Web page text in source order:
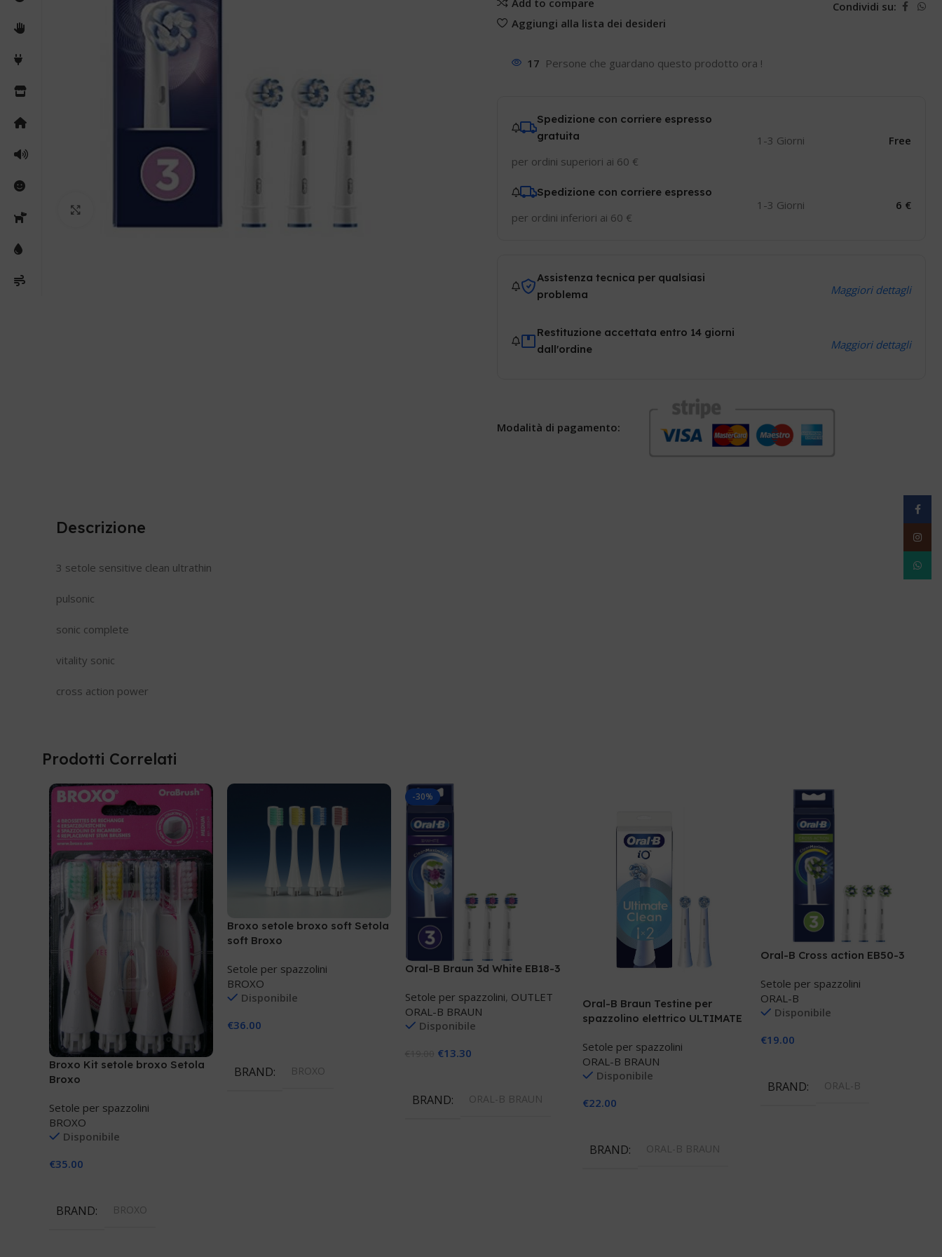
Aggiungi alla lista dei desideri
Condividi su:
17 Persone che guardano questo prodotto ora !
Spedizione con corriere espresso
gratuita
per ordini superiori ai 60 €
1-3 Giorni Free
Spedizione con corriere espresso
per ordini inferiori ai 60 €
1-3 Giorni 6 €
Assistenza tecnica per qualsiasi
problema
Maggiori dettagli
Restituzione accettata entro 14 giorni
dall'ordine
Maggiori dettagli
Modalità di pagamento:
Descrizione
3 setole sensitive clean ultrathin
pulsonic
sonic complete
vitality sonic
cross action power
Prodotti Correlati
Broxo Kit setole broxo Setola
Broxo
Setole per spazzolini
BROXO
Disponibile
€35.00
BRAND BROXO
Broxo setole broxo soft Setola
soft Broxo
Setole per spazzolini
BROXO
Disponibile
€36.00
BRAND BROXO
-30%
Oral-B Braun 3d White EB18-3
Setole per spazzolini, OUTLET
ORAL-B BRAUN
Disponibile
€13.30
BRAND ORAL-B BRAUN
Oral-B Braun Testine per
spazzolino elettrico ULTIMATE
Setole per spazzolini
ORAL-B BRAUN
Disponibile
€22.00
BRAND ORAL-B BRAUN
Oral-B Cross action EB50-3
Setole per spazzolini
ORAL-B
Disponibile
€19.00
BRAND ORAL-B